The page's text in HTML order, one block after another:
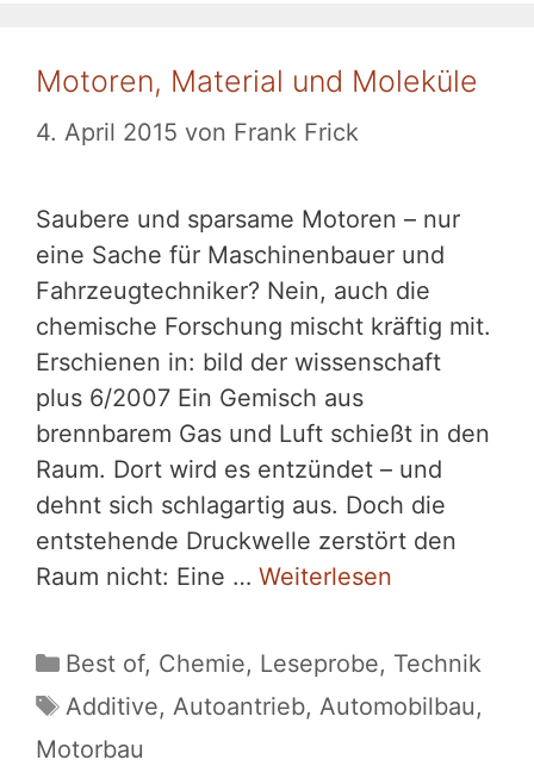
Motoren, Material und Moleküle
4. April 2015 von Frank Frick
Saubere und sparsame Motoren – nur
eine Sache für Maschinenbauer und
Fahrzeugtechniker? Nein, auch die
chemische Forschung mischt kräftig mit.
Erschienen in: bild der wissenschaft
plus 6/2007 Ein Gemisch aus
brennbarem Gas und Luft schießt in den
Raum. Dort wird es entzündet – und
dehnt sich schlagartig aus. Doch die
entstehende Druckwelle zerstört den
Raum nicht: Eine … Weiterlesen
Kategorien
Best of, Chemie, Leseprobe, Technik
Schlagwörter
Additive, Autoantrieb, Automobilbau,
Motorbau